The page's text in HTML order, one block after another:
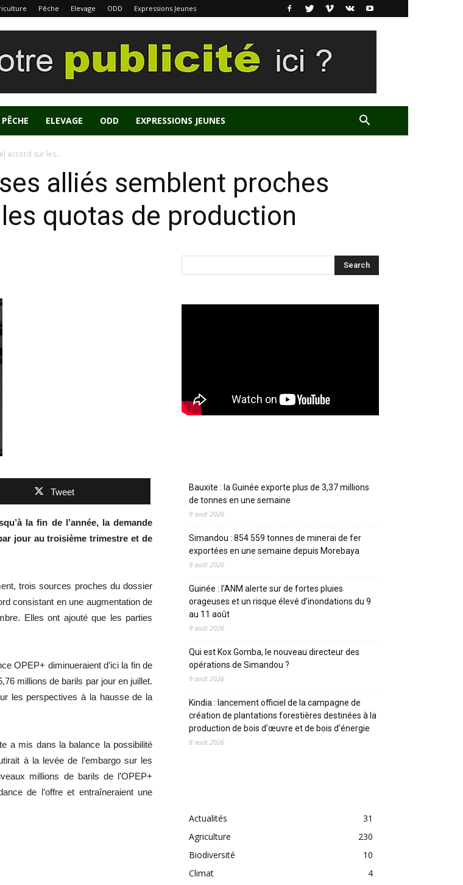
Pêche Elevage ODD Expressions Jeunes
PÊCHE ELEVAGE ODD EXPRESSIONS JEUNES
accord sur les...
alliés semblent proches
quotas de production
Tweet
la fin de l’année, la demande
jour au troisième trimestre et de
trois sources proches du dossier
consistant en une augmentation de
Elles ont ajouté que les parties
OPEP+ diminueraient d’ici la fin de
millions de barils par jour en juillet.
les perspectives à la hausse de la
a mis dans la balance la possibilité
à la levée de l’embargo sur les
millions de barils de l’OPEP+
de l’offre et entraîneraient une
Bauxite : la Guinée exporte plus de 3,37 millions
de tonnes en une semaine
9 août 2026
Simandou : 854 559 tonnes de minerai de fer
exportées en une semaine depuis Morebaya
9 août 2026
Guinée : l’ANM alerte sur de fortes pluies
orageuses et un risque élevé d’inondations du 9
au 11 août
9 août 2026
Qui est Kox Gomba, le nouveau directeur des
opérations de Simandou ?
9 août 2026
Kindia : lancement officiel de la campagne de
création de plantations forestières destinées à la
production de bois d’œuvre et de bois d’énergie
8 août 2026
Actualités
31
Agriculture
230
Biodiversité
10
Climat
4